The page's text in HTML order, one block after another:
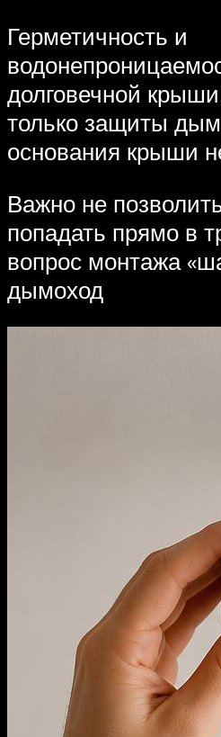
Герметичность и
долговечной
только защиты
основания крыши
Важно не
попадать прямо в
вопрос монтажа
дымоход